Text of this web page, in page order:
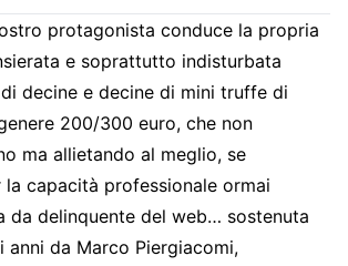
protagonista conduce la propria
e soprattutto indisturbata
decine e decine di mini truffe di
200/300 euro, che non
ma allietando al meglio, se
capacità professionale ormai
da delinquente del web… sostenuta
anni da Marco Piergiacomi,